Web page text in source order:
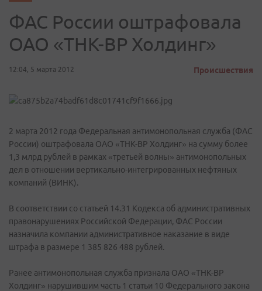
ФАС России оштрафовала
ОАО «ТНК-ВР Холдинг»
12:04, 5 марта 2012 Происшествия
2 марта 2012 года Федеральная антимонопольная служба (ФАС
России) оштрафовала ОАО «ТНК-ВР Холдинг» на сумму более
1,3 млрд рублей в рамках «третьей волны» антимонопольных
дел в отношении вертикально-интегрированных нефтяных
компаний (ВИНК).
В соответствии со статьей 14.31 Кодекса об административных
правонарушениях Российской Федерации, ФАС России
назначила компании административное наказание в виде
штрафа в размере 1 385 826 488 рублей.
Ранее антимонопольная служба признала ОАО «ТНК-ВР
Холдинг» нарушившим часть 1 статьи 10 Федерального закона